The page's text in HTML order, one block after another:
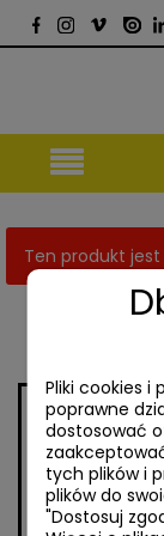
Ten produkt
// ul.
00-533
// +48 516 802
Pliki cookies i
poprawne
dostosować
tych plików i
plików do
"Dostosuj